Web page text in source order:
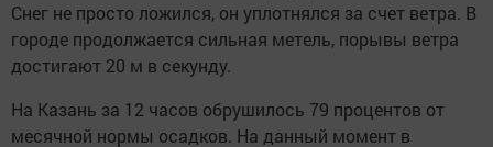
Снег не просто ложился, он уплотнялся за счет ветра. В
городе продолжается сильная метель, порывы ветра
достигают 20 м в секунду.
На Казань за 12 часов обрушилось 79 процентов от
месячной нормы осадков. На данный момент в